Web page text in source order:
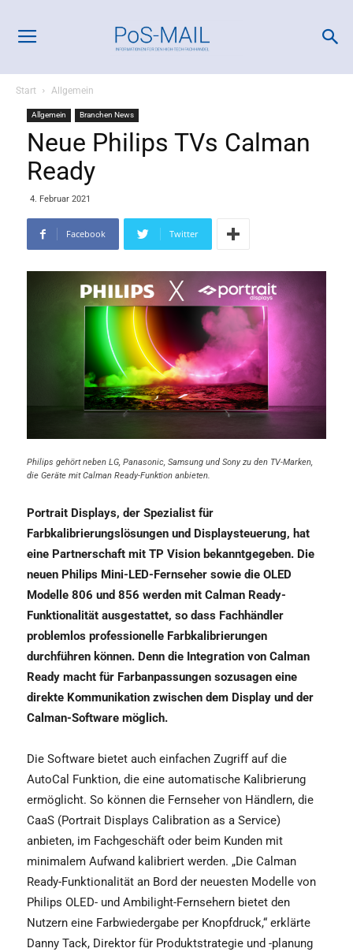
Start Allgemein
Allgemein Branchen News
Neue Philips TVs Calman
Ready
4. Februar 2021
Facebook Twitter
Philips gehört neben LG, Panasonic, Samsung und Sony zu den TV-Marken,
die Geräte mit Calman Ready-Funktion anbieten.
Portrait Displays, der Spezialist für
Farbkalibrierungslösungen und Displaysteuerung, hat
eine Partnerschaft mit TP Vision bekanntgegeben. Die
neuen Philips Mini-LED-Fernseher sowie die OLED
Modelle 806 und 856 werden mit Calman Ready-
Funktionalität ausgestattet, so dass Fachhändler
problemlos professionelle Farbkalibrierungen
durchführen können. Denn die Integration von Calman
Ready macht für Farbanpassungen sozusagen eine
direkte Kommunikation zwischen dem Display und der
Calman-Software möglich.
Die Software bietet auch einfachen Zugriff auf die
AutoCal Funktion, die eine automatische Kalibrierung
ermöglicht. So können die Fernseher von Händlern, die
CaaS (Portrait Displays Calibration as a Service)
anbieten, im Fachgeschäft oder beim Kunden mit
minimalem Aufwand kalibriert werden. „Die Calman
Ready-Funktionalität an Bord der neuesten Modelle von
Philips OLED- und Ambilight-Fernsehern bietet den
Nutzern eine Farbwiedergabe per Knopfdruck,“ erklärte
Danny Tack, Direktor für Produktstrategie und -planung